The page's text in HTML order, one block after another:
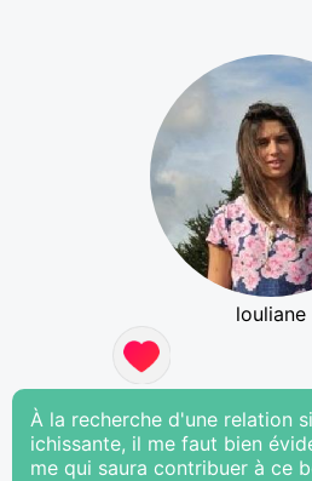
louliane
À la recherche d'une relation
ichissante, il me faut bien
me qui saura contribuer à ce